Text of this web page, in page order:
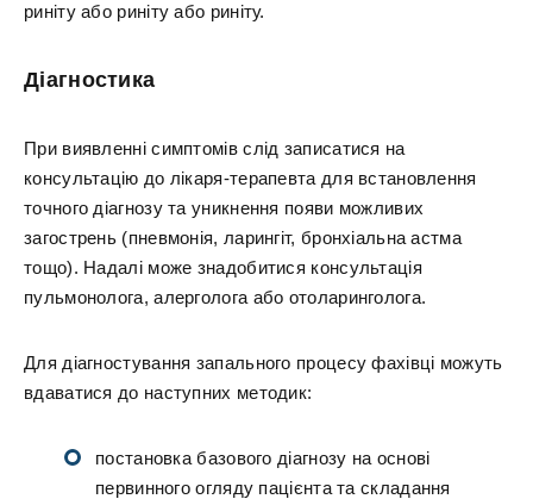
риніту або риніту або риніту.
Діагностика
При виявленні симптомів слід записатися на
консультацію до лікаря-терапевта для встановлення
точного діагнозу та уникнення появи можливих
загострень (пневмонія, ларингіт, бронхіальна астма
тощо). Надалі може знадобитися консультація
пульмонолога, алерголога або отоларинголога.
Для діагностування запального процесу фахівці можуть
вдаватися до наступних методик:
постановка базового діагнозу на основі
первинного огляду пацієнта та складання